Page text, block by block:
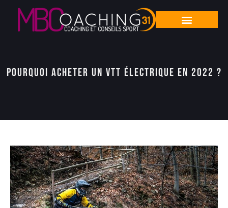
Pourquoi acheter un VTT électrique en 2022 ?